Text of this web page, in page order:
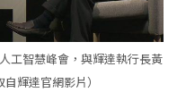
工智慧峰會，與輝達執行長黃
輝達官網影片）